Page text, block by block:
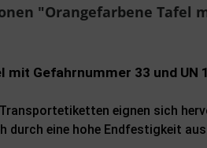
"Orangefarbene Tafel
mit Gefahrnummer 33 und UN
eignen sich
durch eine hohe Endfestigkeit